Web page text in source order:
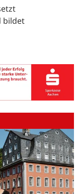
bildet